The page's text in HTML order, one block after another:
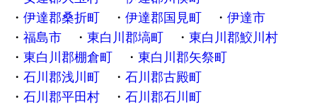
伊達郡桑折町
伊達郡国見町
伊達市
福島市
東白川郡塙町
東白川郡鮫川村
東白川郡棚倉町
東白川郡矢祭町
石川郡浅川町
石川郡古殿町
石川郡平田村
石川郡石川町